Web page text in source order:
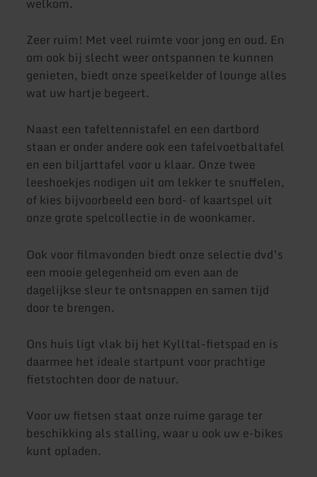
Zeer ruim! Met veel ruimte voor jong en oud. En
om ook bij slecht weer ontspannen te kunnen
genieten, biedt onze speelkelder of lounge alles
wat uw hartje begeert.
Naast een tafeltennistafel en een dartbord
staan er onder andere ook een tafelvoetbaltafel
en een biljarttafel voor u klaar. Onze twee
leeshoekjes nodigen uit om lekker te snuffelen,
of kies bijvoorbeeld een bord- of kaartspel uit
onze grote spelcollectie in de woonkamer.
Ook voor filmavonden biedt onze selectie dvd’s
een mooie gelegenheid om even aan de
dagelijkse sleur te ontsnappen en samen tijd
door te brengen.
Ons huis ligt vlak bij het Kylltal-fietspad en is
daarmee het ideale startpunt voor prachtige
fietstochten door de natuur.
Voor uw fietsen staat onze ruime garage ter
beschikking als stalling, waar u ook uw e-bikes
kunt opladen.